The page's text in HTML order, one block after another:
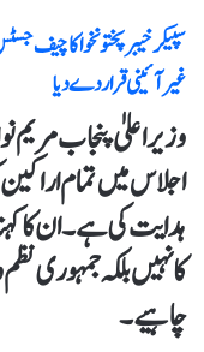
سپیکر خیبرپختونخوا کا چیف
غیر آئینی قرار دے دیا
وزیراعلیٰ پنجاب مریم
اجلاس میں تمام
ہدایت کی ہے۔ ان کا
کا نہیں بلکہ جمہوری نظم
چاہیے۔